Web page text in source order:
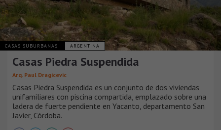
CASAS SUBURBANAS ARGENTINA
Casas Piedra Suspendida
Arq. Paul Dragicevic
Casas Piedra Suspendida es un conjunto de dos viviendas
unifamiliares con piscina compartida, emplazado sobre una
ladera de fuerte pendiente en Yacanto, departamento San
Javier, Córdoba.